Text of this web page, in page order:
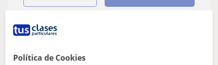
15
Política de Cookies